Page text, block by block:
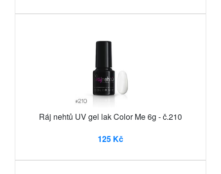
Ráj nehtů UV gel lak Color Me 6g - č.210
125 Kč